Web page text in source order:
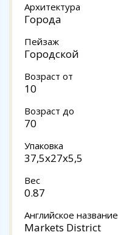
Архитектура
Города
Пейзаж
Городской
Возраст от
10
Возраст до
70
Упаковка
37,5x27x5,5
Вес
0.87
Английское название
Markets District